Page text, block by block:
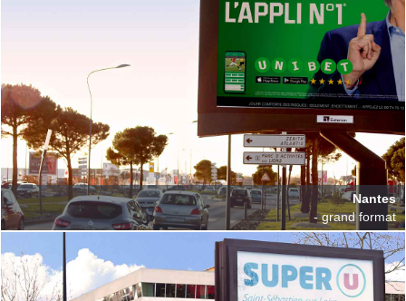
Nantes
- grand format